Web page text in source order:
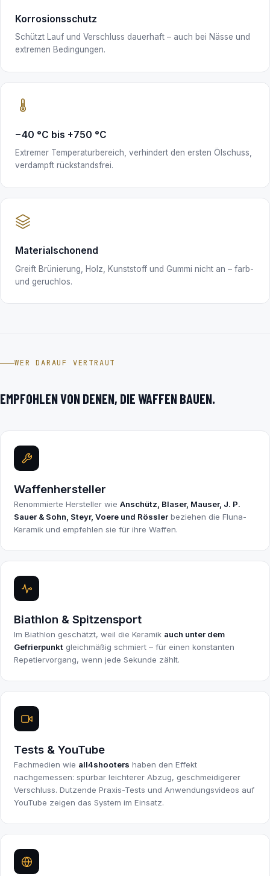
Korrosionsschutz
Schützt Lauf und Verschluss dauerhaft – auch bei Nässe und
extremen Bedingungen.
−40 °C bis +750 °C
Extremer Temperaturbereich, verhindert den ersten Ölschuss,
verdampft rückstandsfrei.
Materialschonend
Greift Brünierung, Holz, Kunststoff und Gummi nicht an – farb-
und geruchlos.
WER DARAUF VERTRAUT
EMPFOHLEN VON DENEN, DIE WAFFEN BAUEN.
Waffenhersteller
Renommierte Hersteller wieAnschütz, Blaser, Mauser, J. P.
Sauer & Sohn, Steyr, Voere und Rössler beziehen die Fluna-
Keramik und empfehlen sie für ihre Waffen.
Biathlon & Spitzensport
Im Biathlon geschätzt, weil die Keramik auch unter dem
Gefrierpunkt gleichmäßig schmiert – für einen konstanten
Repetiervorgang, wenn jede Sekunde zählt.
Tests & YouTube
Fachmedien wie all4shooters haben den Effekt
nachgemessen: spürbar leichterer Abzug, geschmeidigerer
Verschluss. Dutzende Praxis-Tests und Anwendungsvideos auf
YouTube zeigen das System im Einsatz.